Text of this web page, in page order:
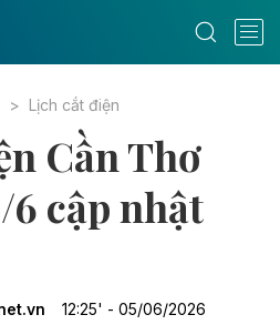
Lịch cắt điện
Cần Thơ
cập nhật
12:25' - 05/06/2026